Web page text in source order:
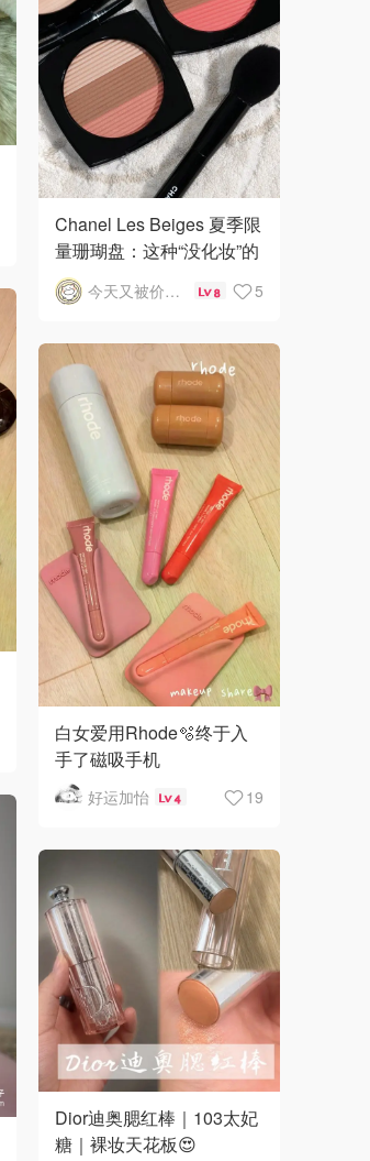
Chanel Les Beiges 夏季限
量珊瑚盘：这种“没化妆”的
松弛感太绝了
今天又被价格背刺 8 5
白女爱用Rhode🫧终于入
手了磁吸手机
好运加怡 4 19
Dior迪奥腮红棒｜103太妃
糖｜裸妆天花板😍